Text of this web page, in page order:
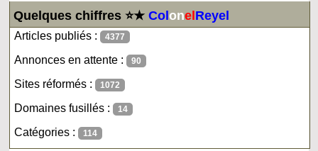
Quelques chiffres ⭐★ColonelReyel
Articles publiés : 4377
Annonces en attente : 90
Sites réformés : 1072
Domaines fusillés : 14
Catégories : 114